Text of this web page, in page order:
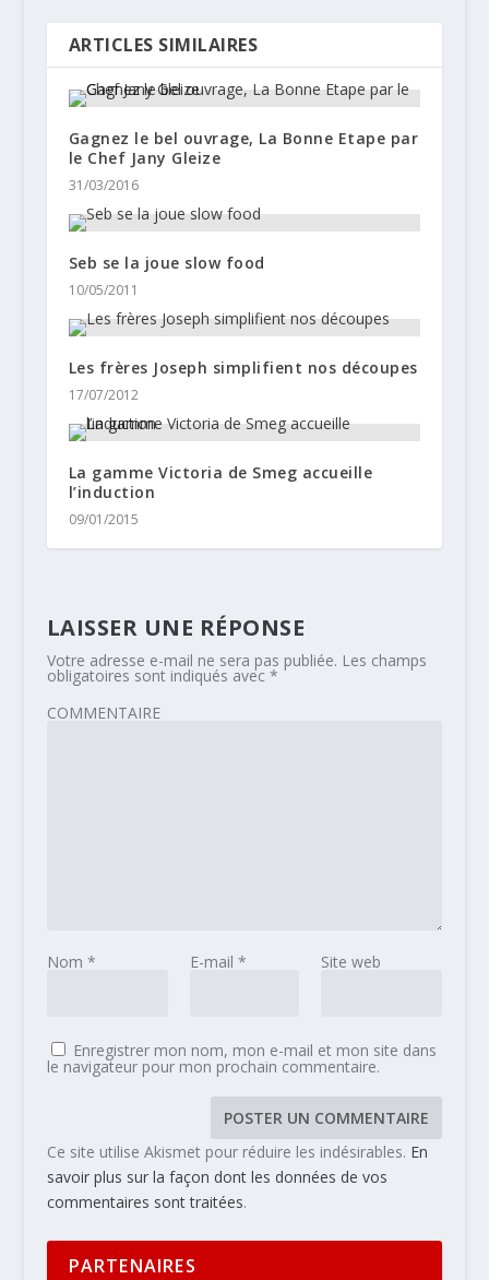
ARTICLES SIMILAIRES
Gagnez le bel ouvrage, La Bonne Etape par
le Chef Jany Gleize
31/03/2016
Seb se la joue slow food
10/05/2011
Les frères Joseph simplifient nos découpes
17/07/2012
La gamme Victoria de Smeg accueille
l’induction
09/01/2015
LAISSER UNE RÉPONSE
Votre adresse e-mail ne sera pas publiée. Les champs
obligatoires sont indiqués avec *
COMMENTAIRE
Nom * E-mail * Site web
Enregistrer mon nom, mon e-mail et mon site dans
le navigateur pour mon prochain commentaire.
Ce site utilise Akismet pour réduire les indésirables. En
savoir plus sur la façon dont les données de vos
commentaires sont traitées.
PARTENAIRES